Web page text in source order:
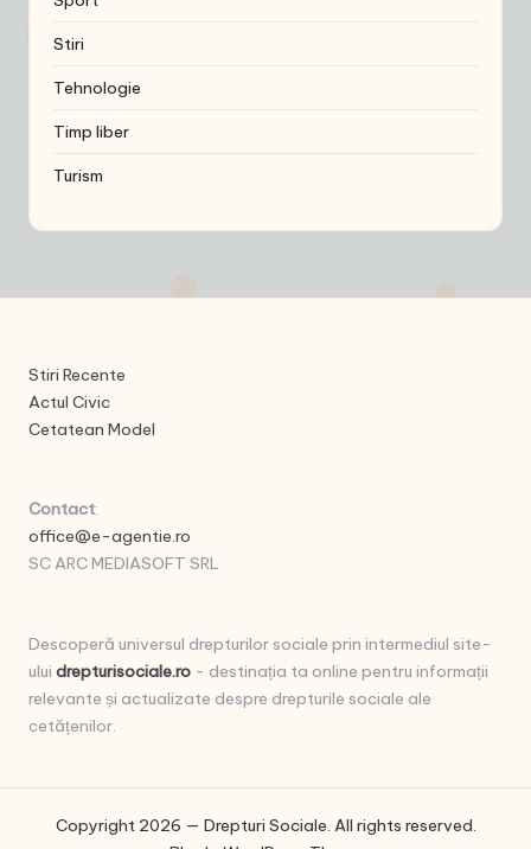
Stiri
Tehnologie
Timp liber
Turism
Stiri Recente
Actul Civic
Cetatean Model
Contact:
office@e-agentie.ro
SC ARC MEDIASOFT SRL
Descoperă universul drepturilor sociale prin intermediul site-
ului drepturisociale.ro - destinația ta online pentru informații
relevante și actualizate despre drepturile sociale ale
cetățenilor.
Copyright 2026 — Drepturi Sociale. All rights reserved.